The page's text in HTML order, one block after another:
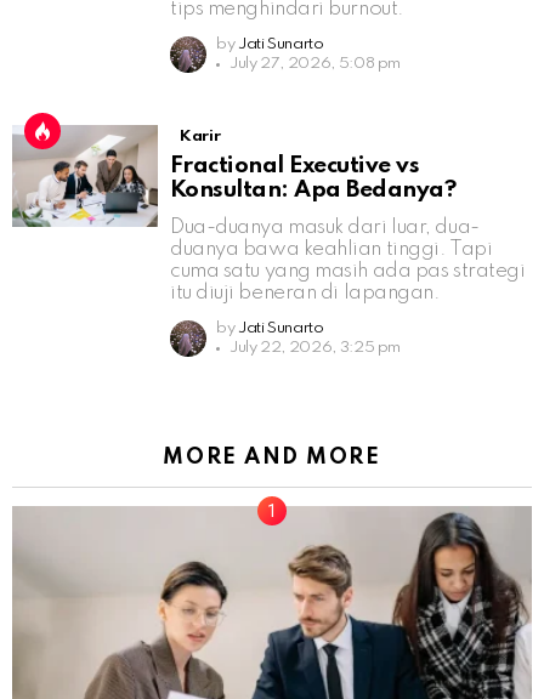
tips menghindari burnout.
by Jati Sunarto
July 27, 2026, 5:08 pm
Karir
Fractional Executive vs
Konsultan: Apa Bedanya?
Dua-duanya masuk dari luar, dua-
duanya bawa keahlian tinggi. Tapi
cuma satu yang masih ada pas strategi
itu diuji beneran di lapangan.
by Jati Sunarto
July 22, 2026, 3:25 pm
MORE AND MORE